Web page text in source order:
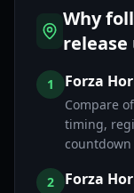
Why
release
1 Forza
Compare
timing,
countdown
2 Forza